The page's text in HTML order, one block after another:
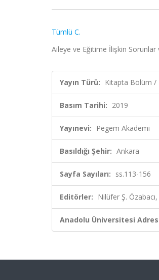
Tümlü C.
Aileye ve Eğitime İlişkin
Yayın Türü: Kitapta Bölüm /
Basım Tarihi: 2019
Yayınevi: Pegem Akademi
Basıldığı Şehir: Ankara
Sayfa Sayıları: ss.113-156
Editörler: Nilüfer Ş.
Anadolu Üniversitesi